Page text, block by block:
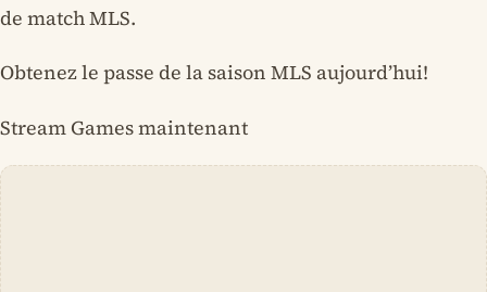
de match MLS.
Obtenez le passe de la saison MLS aujourd’hui!
Stream Games maintenant